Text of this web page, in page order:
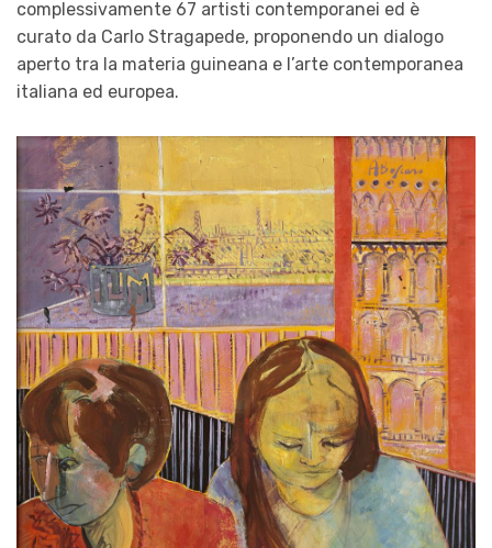
complessivamente 67 artisti contemporanei ed è
curato da Carlo Stragapede, proponendo un dialogo
aperto tra la materia guineana e l’arte contemporanea
italiana ed europea.